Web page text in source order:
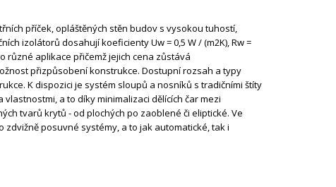
příček, opláštěných stěn budov s vysokou tuhostí,
izolátorů dosahují koeficienty Uw = 0,5 W / (m2K), Rw =
různé aplikace přičemž jejich cena zůstává
přizpůsobení konstrukce. Dostupní rozsah a typy
K dispozici je systém sloupů a nosníků s tradičními štíty
a to díky minimalizaci dělících čar mezi
tvarů krytů - od plochých po zaoblené či eliptické. Ve
posuvné systémy, a to jak automatické, tak i